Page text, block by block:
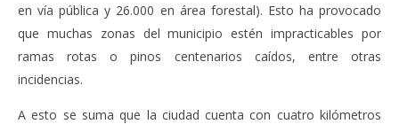
en vía pública y 26.000 en área forestal). Esto ha provocado
que muchas zonas del municipio estén impracticables por
ramas rotas o pinos centenarios caídos, entre otras
incidencias.
A esto se suma que la ciudad cuenta con cuatro kilómetros